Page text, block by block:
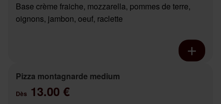
Base crème fraiche, mozzarella, pommes de terre,
oignons, jambon, oeuf, raclette
Pizza montagnarde medium
Dès 13.00 €